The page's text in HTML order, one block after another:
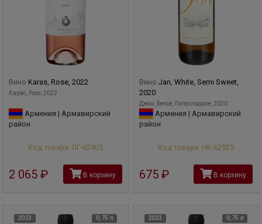
Вино Karas, Rose, 2022
Карас, Розе, 2022
Армения | Армавирский
район
Код товара: ЛГ-62405
2 065 руб В корзину
Вино Jan, White, Semi Sweet,
2020
Джан, Белое, Полусладкое, 2020
Армения | Армавирский
район
Код товара: НК-62925
675 В корзину
2023 0,75 л 2023 0,75 л